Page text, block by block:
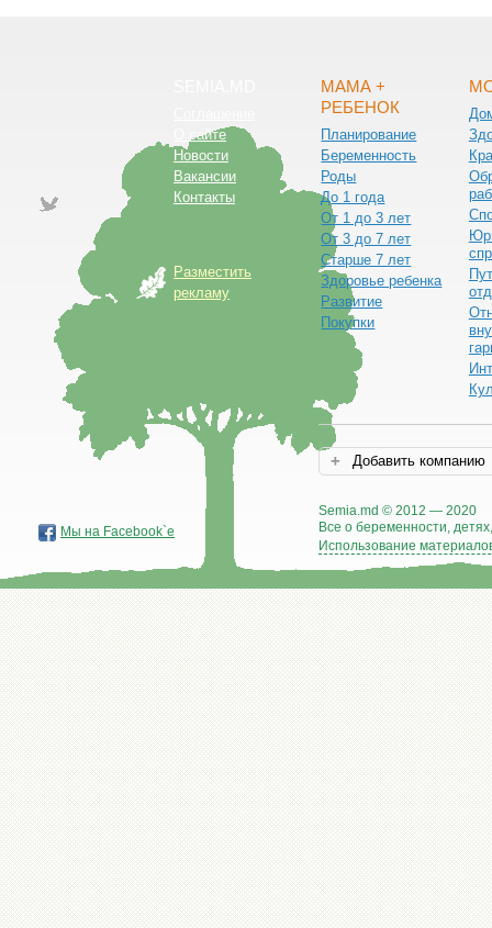
О сайте
Новости
Вакансии
Контакты
Разместить
рекламу
МАМА +
РЕБЕНОК
Планирование
Беременность
Роды
До 1 года
От 1 до 3 лет
От 3 до 7 лет
Старше 7 лет
Здоровье ребенка
Развитие
Покупки
Добавить компанию
Semia.md © 2012 — 2020
Все о беременности,
Использование
Мы на Facebook`е